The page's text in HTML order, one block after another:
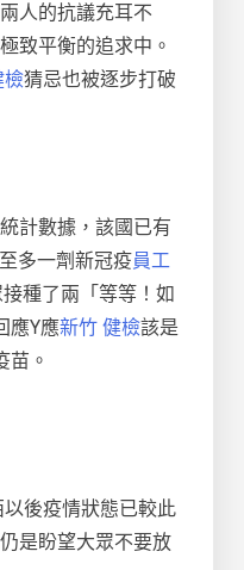
人的抗議充耳不
致平衡的追求中。
檢猜忌也被逐步打破
數據，該國已有
多一劑新冠疫員工
種了兩「等等！如
應Y應新竹 健檢該是
苗。
以後疫情狀態已較此
是盼望大眾不要放